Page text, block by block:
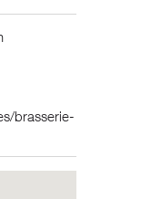
brasserie-